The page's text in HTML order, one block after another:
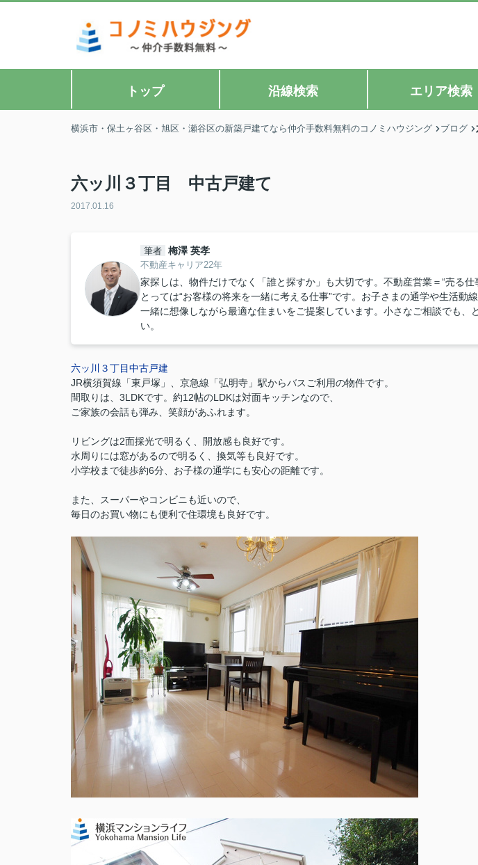
トップ 沿線検索 エリア検索
横浜市・保土ヶ谷区・旭区・瀬谷区の新築戸建てなら仲介手数料無料のコノミハウジング ブログ
六ッ川３丁目 中古戸建て
2017.01.16
筆者 梅澤 英孝
不動産キャリア22年
家探しは、物件だけでなく「誰と探すか」も大切です。不動産営業＝“売る仕
とっては“お客様の将来を一緒に考える仕事”です。お子さまの通学や生活動
一緒に想像しながら最適な住まいをご提案しています。小さなご相談でも、
い。
六ッ川３丁目中古戸建
JR横須賀線「東戸塚」、京急線「弘明寺」駅からバスご利用の物件です。
間取りは、3LDKです。約12帖のLDKは対面キッチンなので、
ご家族の会話も弾み、笑顔があふれます。
リビングは2面採光で明るく、開放感も良好です。
水周りには窓があるので明るく、換気等も良好です。
小学校まで徒歩約6分、お子様の通学にも安心の距離です。
また、スーパーやコンビニも近いので、
毎日のお買い物にも便利で住環境も良好です。